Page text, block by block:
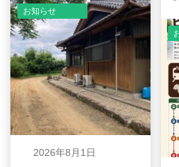
お知らせ
2026年8月1日